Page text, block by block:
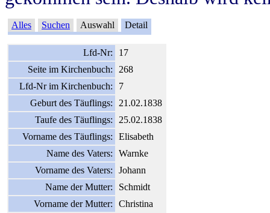
Alles Suchen Auswahl Detail
Lfd-Nr:
17
Seite im Kirchenbuch:
268
Lfd-Nr im Kirchenbuch:
7
Geburt des Täuflings:
21.02.1838
Taufe des Täuflings:
25.02.1838
Vorname des Täuflings:
Elisabeth
Name des Vaters:
Warnke
Vorname des Vaters:
Johann
Name der Mutter:
Schmidt
Vorname der Mutter:
Christina